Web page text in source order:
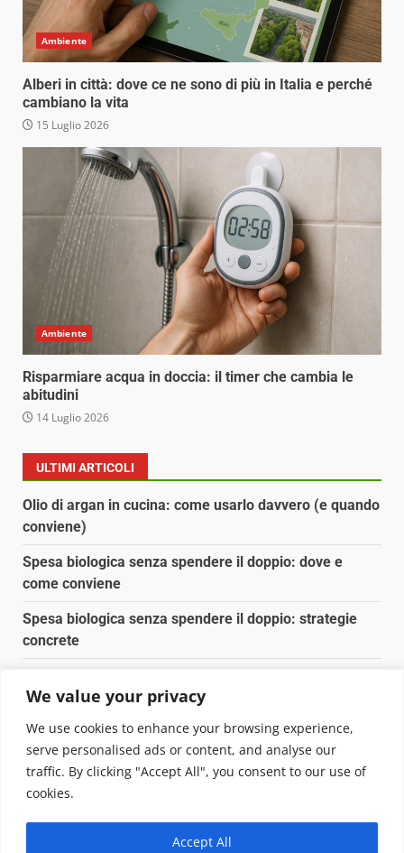
We value your privacy
We use cookies to enhance your browsing experience,
serve personalised ads or content, and analyse our
traffic. By clicking "Accept All", you consent to our use of
cookies.
Accept All
Ambiente
Alberi in città: dove ce ne sono di più in Italia e perché
cambiano la vita
15 Luglio 2026
Ambiente
Risparmiare acqua in doccia: il timer che cambia le
abitudini
14 Luglio 2026
ULTIMI ARTICOLI
Olio di argan in cucina: come usarlo davvero (e quando
conviene)
Spesa biologica senza spendere il doppio: dove e
come conviene
Spesa biologica senza spendere il doppio: strategie
concrete
Pulizia naturale della casa: 3 ingredienti che
sostituiscono 10 prodotti chimici
Copyright © 2025 Biopianeta.it proprietà di Jws Media
Questo blog non è una testata giornalistica, in quanto